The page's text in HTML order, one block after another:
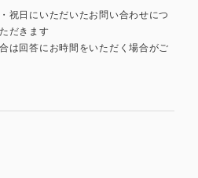
祝日にいただいたお問い合わせにつ
だきます
は回答にお時間をいただく場合がご